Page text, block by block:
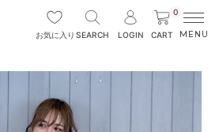
お気に入り SEARCH LOGIN
0
CART